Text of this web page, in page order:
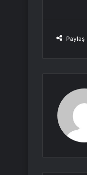
Paylaş